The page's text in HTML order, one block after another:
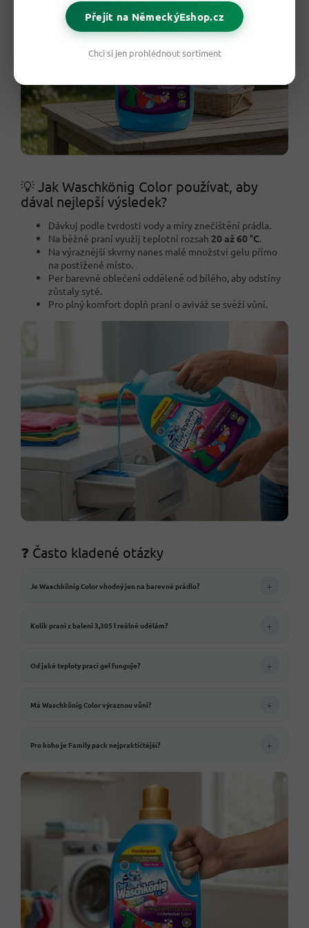
Přejít na NěmeckýEshop.cz
Chci si jen prohlédnout sortiment
💡 Jak Waschkönig Color používat, aby
dával nejlepší výsledek?
Dávkuj podle tvrdosti vody a míry znečištění prádla.
Na běžné praní využij teplotní rozsah 20 až 60 °C.
Na výraznější skvrny nanes malé množství gelu přímo
na postižené místo.
Per barevné oblečení odděleně od bílého, aby odstíny
zůstaly syté.
Pro plný komfort doplň praní o aviváž se svěží vůní.
❓ Často kladené otázky
Je Waschkönig Color vhodný jen na barevné prádlo? +
Kolik praní z balení 3,305 l reálně udělám? +
Od jaké teploty prací gel funguje? +
Má Waschkönig Color výraznou vůni? +
Pro koho je Family pack nejpraktičtější? +